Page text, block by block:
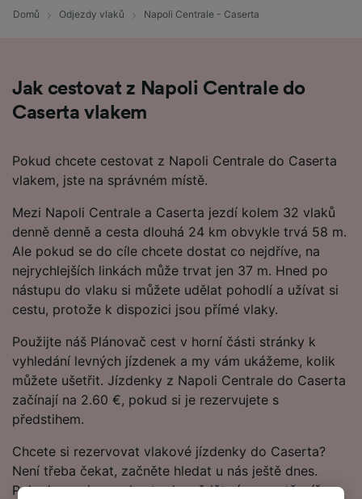
Domů Odjezdy vlaků Napoli Centrale - Caserta
Jak cestovat z Napoli Centrale do
Caserta vlakem
Pokud chcete cestovat z Napoli Centrale do Caserta
vlakem, jste na správném místě.
Mezi Napoli Centrale a Caserta jezdí kolem 32 vlaků
denně denně a cesta dlouhá 24 km obvykle trvá 58 m.
Ale pokud se do cíle chcete dostat co nejdříve, na
nejrychlejších linkách může trvat jen 37 m. Hned po
nástupu do vlaku si můžete udělat pohodlí a užívat si
cestu, protože k dispozici jsou přímé vlaky.
Použijte náš Plánovač cest v horní části stránky k
vyhledání levných jízdenek a my vám ukážeme, kolik
můžete ušetřit. Jízdenky z Napoli Centrale do Caserta
začínají na 2.60 €, pokud si je rezervujete s
předstihem.
Chcete si rezervovat vlakové jízdenky do Caserta?
Není třeba čekat, začněte hledat u nás ještě dnes.
Pokud se nejprve chcete dozvědět víc o cestě, níže